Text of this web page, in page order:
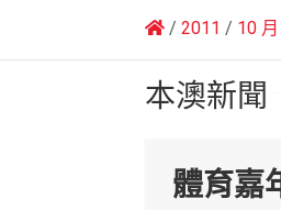
2011 10 月
本澳新聞
體育嘉